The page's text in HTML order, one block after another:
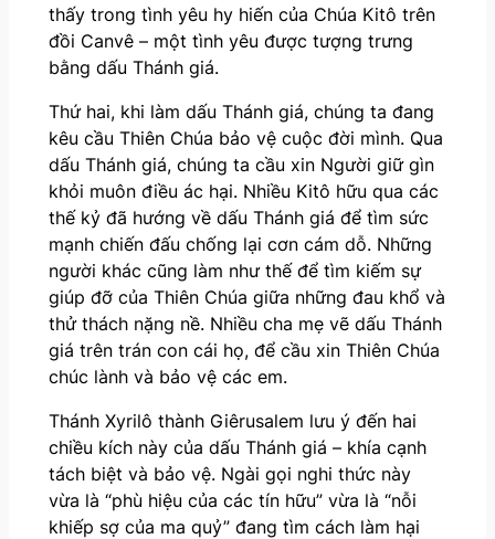
thấy trong tình yêu hy hiến của Chúa Kitô trên
đồi Canvê – một tình yêu được tượng trưng
bằng dấu Thánh giá.
Thứ hai, khi làm dấu Thánh giá, chúng ta đang
kêu cầu Thiên Chúa bảo vệ cuộc đời mình. Qua
dấu Thánh giá, chúng ta cầu xin Người giữ gìn
khỏi muôn điều ác hại. Nhiều Kitô hữu qua các
thế kỷ đã hướng về dấu Thánh giá để tìm sức
mạnh chiến đấu chống lại cơn cám dỗ. Những
người khác cũng làm như thế để tìm kiếm sự
giúp đỡ của Thiên Chúa giữa những đau khổ và
thử thách nặng nề. Nhiều cha mẹ vẽ dấu Thánh
giá trên trán con cái họ, để cầu xin Thiên Chúa
chúc lành và bảo vệ các em.
Thánh Xyrilô thành Giêrusalem lưu ý đến hai
chiều kích này của dấu Thánh giá – khía cạnh
tách biệt và bảo vệ. Ngài gọi nghi thức này
vừa là “phù hiệu của các tín hữu” vừa là “nỗi
khiếp sợ của ma quỷ” đang tìm cách làm hại